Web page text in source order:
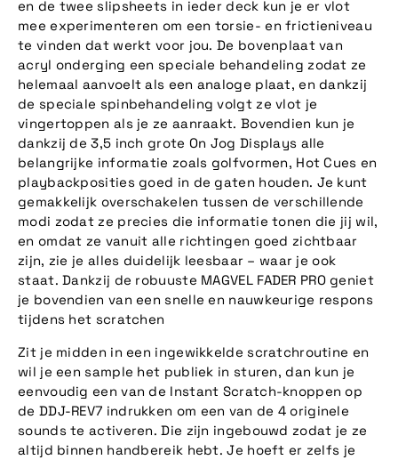
en de twee slipsheets in ieder deck kun je er vlot
mee experimenteren om een torsie- en frictieniveau
te vinden dat werkt voor jou. De bovenplaat van
acryl onderging een speciale behandeling zodat ze
helemaal aanvoelt als een analoge plaat, en dankzij
de speciale spinbehandeling volgt ze vlot je
vingertoppen als je ze aanraakt. Bovendien kun je
dankzij de 3,5 inch grote On Jog Displays alle
belangrijke informatie zoals golfvormen, Hot Cues en
playbackposities goed in de gaten houden. Je kunt
gemakkelijk overschakelen tussen de verschillende
modi zodat ze precies die informatie tonen die jij wil,
en omdat ze vanuit alle richtingen goed zichtbaar
zijn, zie je alles duidelijk leesbaar – waar je ook
staat. Dankzij de robuuste MAGVEL FADER PRO geniet
je bovendien van een snelle en nauwkeurige respons
tijdens het scratchen
Zit je midden in een ingewikkelde scratchroutine en
wil je een sample het publiek in sturen, dan kun je
eenvoudig een van de Instant Scratch-knoppen op
de DDJ-REV7 indrukken om een van de 4 originele
sounds te activeren. Die zijn ingebouwd zodat je ze
altijd binnen handbereik hebt. Je hoeft er zelfs je